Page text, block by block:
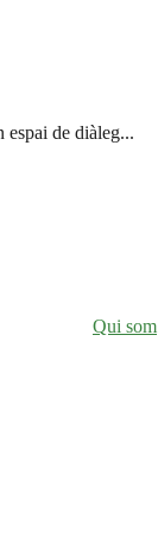
espai de diàleg...
Qui som